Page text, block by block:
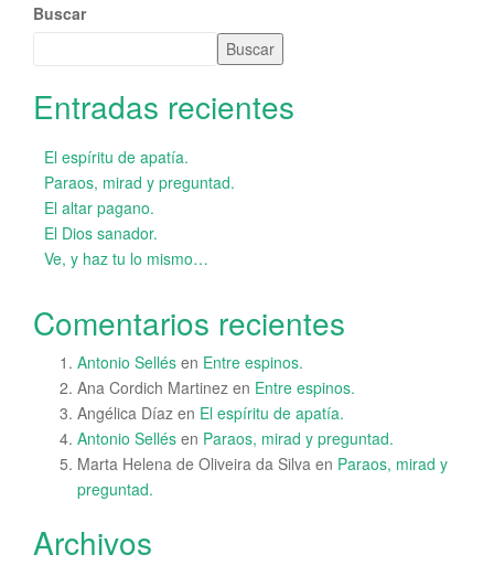
Buscar
Buscar
Entradas recientes
El espíritu de apatía.
Paraos, mirad y preguntad.
El altar pagano.
El Dios sanador.
Ve, y haz tu lo mismo…
Comentarios recientes
Antonio Sellés en Entre espinos.
Ana Cordich Martinez en Entre espinos.
Angélica Díaz en El espíritu de apatía.
Antonio Sellés en Paraos, mirad y preguntad.
Marta Helena de Oliveira da Silva en Paraos, mirad y
preguntad.
Archivos